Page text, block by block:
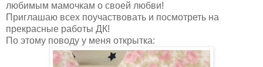
любимым мамочкам о своей любви!
Приглашаю всех поучаствовать и посмотреть на
прекрасные работы ДК!
По этому поводу у меня открытка: